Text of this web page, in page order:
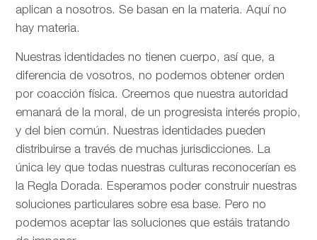
aplican a nosotros. Se basan en la materia. Aquí no
hay materia.
Nuestras identidades no tienen cuerpo, así que, a
diferencia de vosotros, no podemos obtener orden
por coacción física. Creemos que nuestra autoridad
emanará de la moral, de un progresista interés propio,
y del bien común. Nuestras identidades pueden
distribuirse a través de muchas jurisdicciones. La
única ley que todas nuestras culturas reconocerían es
la Regla Dorada. Esperamos poder construir nuestras
soluciones particulares sobre esa base. Pero no
podemos aceptar las soluciones que estáis tratando